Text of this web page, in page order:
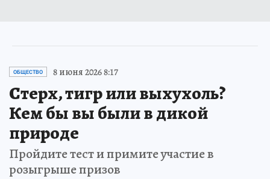
ОБЩЕСТВО 8 июня 2026 8:17
Стерх, тигр или выхухоль?
Кем бы вы были в дикой
природе
Пройдите тест и примите участие в
розыгрыше призов